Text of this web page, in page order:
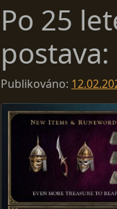
Po 25
Publikováno: